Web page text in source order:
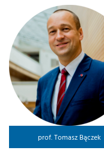
prof. Tomasz Bączek